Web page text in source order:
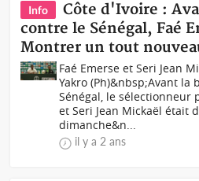
Info
Côte d'Ivoire :
contre le Sénégal, Faé
Montrer un tout
Faé Emerse et Seri Jean
Yakro (Ph)&nbsp;Avant la
Sénégal, le sélectionneur
et Seri Jean Mickaël était
dimanche&n...
il y a 2 ans